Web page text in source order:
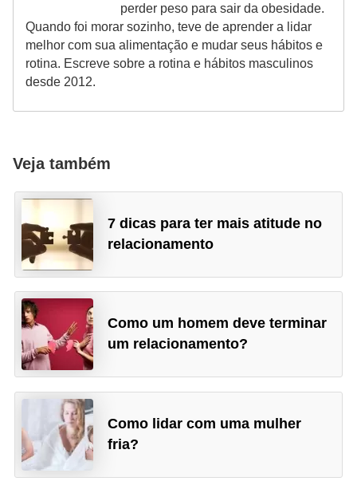
perder peso para sair da obesidade.
Quando foi morar sozinho, teve de aprender a lidar
melhor com sua alimentação e mudar seus hábitos e
rotina. Escreve sobre a rotina e hábitos masculinos
desde 2012.
Veja também
7 dicas para ter mais atitude no
relacionamento
Como um homem deve terminar
um relacionamento?
Como lidar com uma mulher
fria?